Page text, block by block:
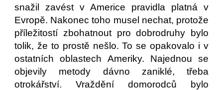
snažil zavést v Americe pravidla platná v
Evropě. Nakonec toho musel nechat, protože
příležitostí zbohatnout pro dobrodruhy bylo
tolik, že to prostě nešlo. To se opakovalo i v
ostatních oblastech Ameriky. Najednou se
objevily metody dávno zaniklé, třeba
otrokářství. Vraždění domorodců bylo